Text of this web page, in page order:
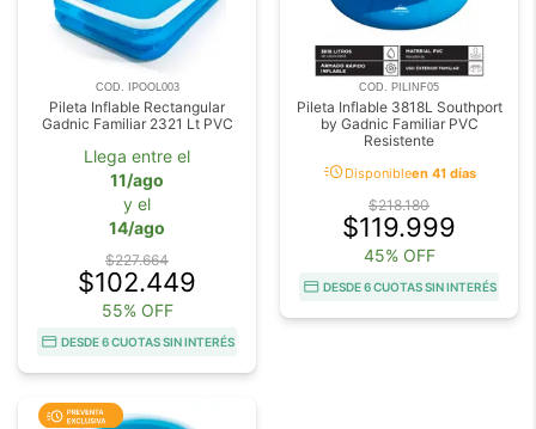
COD. IPOOL003
Pileta Inflable Rectangular
Gadnic Familiar 2321 Lt PVC
Llega entre el
11/ago
y el
14/ago
$227.664
$102.449
55% OFF
DESDE 6 CUOTAS SIN INTERÉS
COD. PILINF05
Pileta Inflable 3818L Southport
by Gadnic Familiar PVC
Resistente
acuteDisponibleen 41 días
$218.180
$119.999
45% OFF
DESDE 6 CUOTAS SIN INTERÉS